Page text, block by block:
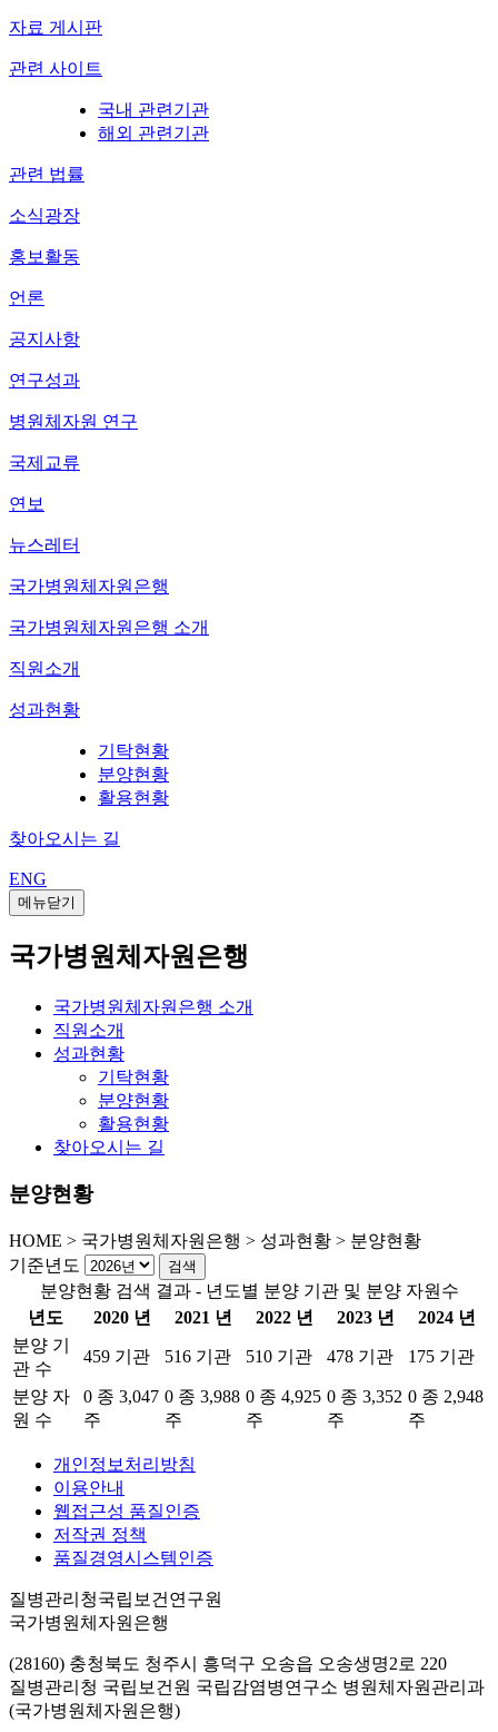
자료 게시판
관련 사이트
국내 관련기관
해외 관련기관
관련 법률
소식광장
홍보활동
언론
공지사항
연구성과
병원체자원 연구
국제교류
연보
뉴스레터
국가병원체자원은행
국가병원체자원은행 소개
직원소개
성과현황
기탁현황
분양현황
활용현황
찾아오시는 길
ENG
메뉴닫기
국가병원체자원은행
국가병원체자원은행 소개
직원소개
성과현황
기탁현황
분양현황
활용현황
찾아오시는 길
분양현황
HOME > 국가병원체자원은행 > 성과현황 > 분양현황
기준년도
분양현황 검색 결과 - 년도별 분양 기관 및 분양 자원수
년도
2020 년 2021 년 2022 년 2023 년
2024 년
분양 기
관 수
459 기관 516 기관 510 기관 478 기관 175 기관
분양 자
원 수
0 종 3,047
주
0 종 3,988
주
0 종 4,925
주
0 종 3,352
주
0 종 2,948
주
개인정보처리방침
이용안내
웹접근성 품질인증
저작권 정책
품질경영시스템인증
질병관리청국립보건연구원
국가병원체자원은행
(28160) 충청북도 청주시 흥덕구 오송읍 오송생명2로 220
질병관리청 국립보건원 국립감염병연구소 병원체자원관리과
(국가병원체자원은행)